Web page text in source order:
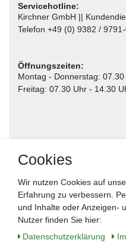
Servicehotline:
Kirchner GmbH ||
Telefon +49 (0) 9382 /
Öffnungszeiten:
Montag - Donnerstag:
Freitag: 07.30 Uhr - 14.30
** gilt für Lieferungen innerhalb
Widerrufs­recht Impressum
Cookies
Wir nutzen Cookies auf
Erfahrung zu verbessern.
und Inhalte oder Anzeigen-
Nutzer finden Sie hier:
Daten­schutz­erklärung